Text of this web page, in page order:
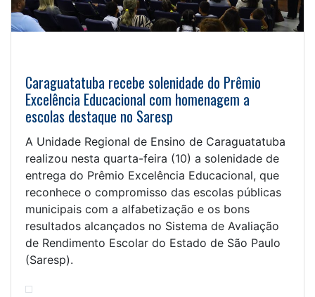
Caraguatatuba recebe solenidade do Prêmio
Excelência Educacional com homenagem a
escolas destaque no Saresp
A Unidade Regional de Ensino de Caraguatatuba
realizou nesta quarta-feira (10) a solenidade de
entrega do Prêmio Excelência Educacional, que
reconhece o compromisso das escolas públicas
municipais com a alfabetização e os bons
resultados alcançados no Sistema de Avaliação
de Rendimento Escolar do Estado de São Paulo
(Saresp).